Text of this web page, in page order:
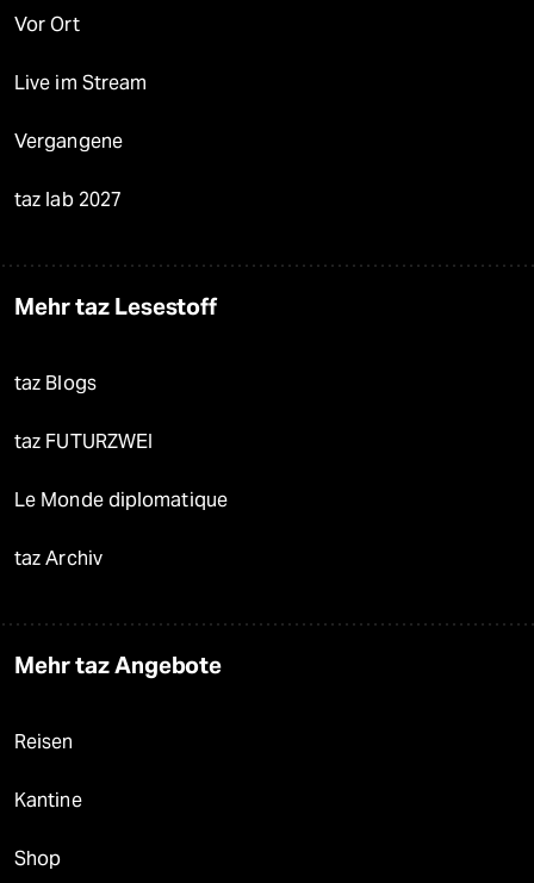
Vor Ort
Live im Stream
Vergangene
taz lab 2027
Mehr taz Lesestoff
taz Blogs
taz FUTURZWEI
Le Monde diplomatique
taz Archiv
Mehr taz Angebote
Reisen
Kantine
Shop